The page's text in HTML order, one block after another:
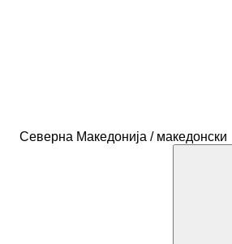
Северна Македонија / македонски